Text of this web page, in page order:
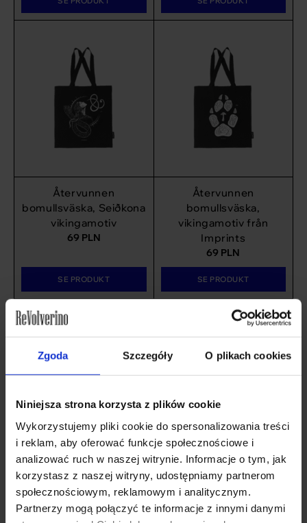
Zgoda Szczegóły O plikach cookies
Niniejsza strona korzysta z plików cookie
Wykorzystujemy pliki cookie do spersonalizowania treści
i reklam, aby oferować funkcje społecznościowe i
analizować ruch w naszej witrynie. Informacje o tym, jak
korzystasz z naszej witryny, udostępniamy partnerom
społecznościowym, reklamowym i analitycznym.
Partnerzy mogą połączyć te informacje z innymi danymi
Återvunnen
bomullsväska, Seiðkona
vikingamotiv
69 PLN
SE PRODUKT
Återvunnen
bomullsväska,
vikingamotiv från
Imprints
69 PLN
SE PRODUKT
Återvunnen
bomullsväska,
vikingamotiv
Connection
Återvunnen